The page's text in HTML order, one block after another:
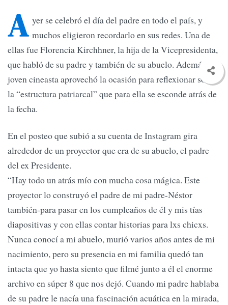
A yer se celebró el día del padre en todo el país, y
muchos eligieron recordarlo en sus redes. Una de
ellas fue Florencia Kirchhner, la hija de la Vicepresidenta,
que habló de su padre y también de su abuelo. Además, la
joven cineasta aprovechó la ocasión para reflexionar sobre
la “estructura patriarcal” que para ella se esconde atrás de
la fecha.
En el posteo que subió a su cuenta de Instagram gira
alrededor de un proyector que era de su abuelo, el padre
del ex Presidente.
“Hay todo un atrás mío con mucha cosa mágica. Este
proyector lo construyó el padre de mi padre-Néstor
también-para pasar en los cumpleaños de él y mis tías
diapositivas y con ellas contar historias para lxs chicxs.
Nunca conocí a mi abuelo, murió varios años antes de mi
nacimiento, pero su presencia en mi familia quedó tan
intacta que yo hasta siento que filmé junto a él el enorme
archivo en súper 8 que nos dejó. Cuando mi padre hablaba
de su padre le nacía una fascinación acuática en la mirada,